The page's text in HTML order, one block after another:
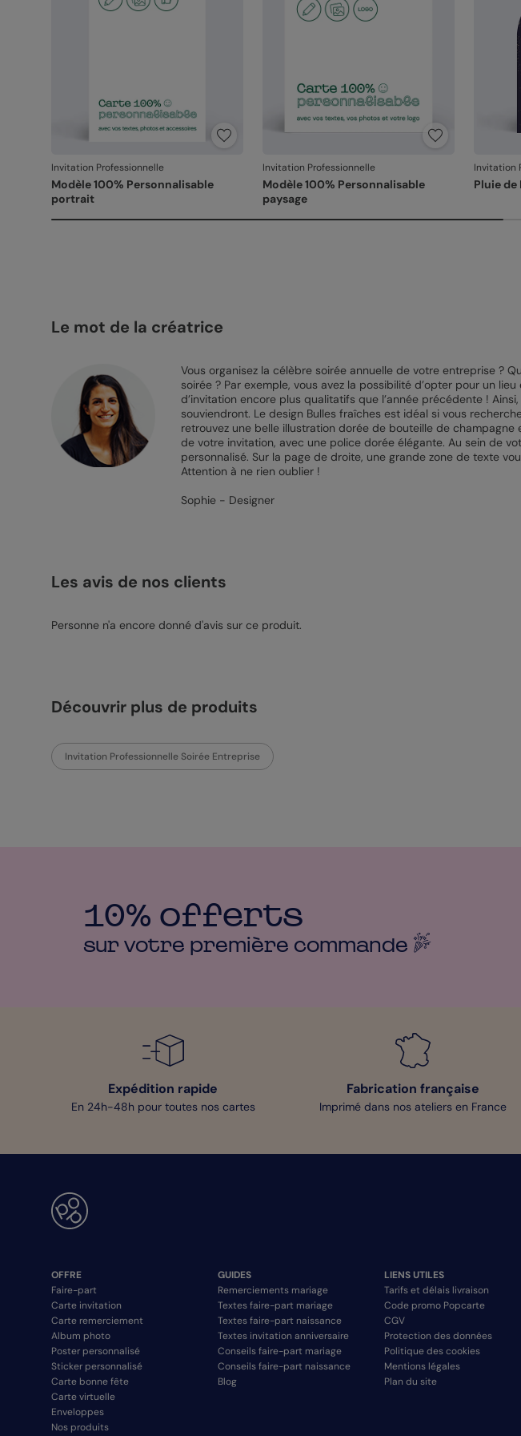
Invitation Professionnelle
Modèle 100% Personnalisable
portrait
Invitation Professionnelle
Modèle 100% Personnalisable
paysage
Invitation
Pluie de
Le mot de la créatrice
Vous organisez la célèbre soirée annuelle de votre entreprise ?
soirée ? Par exemple, vous avez la possibilité d’opter pour un
d’invitation encore plus qualitatifs que l’année précédente !
souviendront. Le design Bulles fraîches est idéal si vous
retrouvez une belle illustration dorée de bouteille de
de votre invitation, avec une police dorée élégante. Au sein de
personnalisé. Sur la page de droite, une grande zone de texte
Attention à ne rien oublier !
Sophie - Designer
Les avis de nos clients
Personne n'a encore donné d'avis sur ce produit.
Découvrir plus de produits
Invitation Professionnelle Soirée Entreprise
10% offerts
sur votre première commande
Expédition rapide
En 24h-48h pour toutes nos cartes
Fabrication française
Imprimé dans nos ateliers en France
OFFRE
Faire-part
Carte invitation
Carte remerciement
Album photo
Poster personnalisé
Sticker personnalisé
Carte bonne fête
Carte virtuelle
Enveloppes
Nos produits
GUIDES
Remerciements mariage
Textes faire-part mariage
Textes faire-part naissance
Textes invitation anniversaire
Conseils faire-part mariage
Conseils faire-part naissance
Blog
LIENS UTILES
Tarifs et délais livraison
Code promo Popcarte
CGV
Protection des données
Politique des cookies
Mentions légales
Plan du site